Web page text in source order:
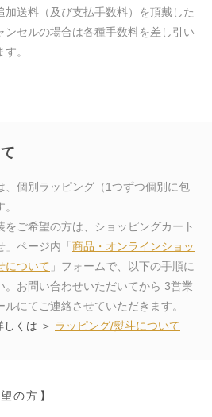
加送料（及び支払手数料）を頂戴した
ンセルの場合は各種手数料を差し引い
。
、個別ラッピング（1つずつ個別に包
ご希望の方は、ショッピングカート
ページ内「 商品・オンラインショッ
について 」フォームで、以下の手順に
。お問い合わせいただいてから 3営業
にてご連絡させていただきます。
しくは ＞ ラッピング/熨斗について
の方】